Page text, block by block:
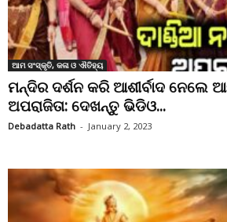
ଆମ ସଂସ୍କୃତି, କଳା ଓ ଐତିହ୍ୟ
ମନ୍ଦିର ଦର୍ଶନ କରି ଆଶୀର୍ବାଦ ନେଲେ
ଅପରାଜିତା: ଦେଖନ୍ତୁ ଭିଡିଓ...
Debadatta Rath - January 2, 2023